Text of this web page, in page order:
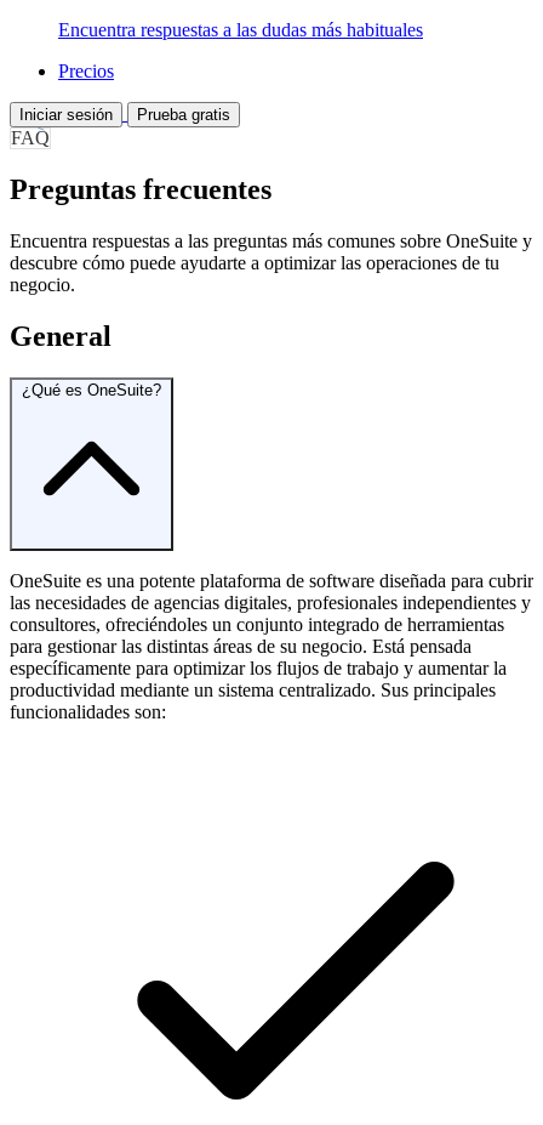
Encuentra respuestas a las dudas más habituales
Precios
Iniciar sesión Prueba gratis
FAQ
Preguntas frecuentes
Encuentra respuestas a las preguntas más comunes sobre OneSuite y
descubre cómo puede ayudarte a optimizar las operaciones de tu
negocio.
General
¿Qué es OneSuite?
OneSuite es una potente plataforma de software diseñada para cubrir
las necesidades de agencias digitales, profesionales independientes y
consultores, ofreciéndoles un conjunto integrado de herramientas
para gestionar las distintas áreas de su negocio. Está pensada
específicamente para optimizar los flujos de trabajo y aumentar la
productividad mediante un sistema centralizado. Sus principales
funcionalidades son: